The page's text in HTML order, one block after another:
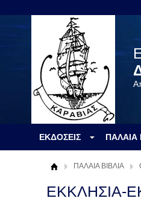
ΕΚΔΟΣΕΙΣ ΠΑΛΑΙΑ
ΠΑΛΑΙΑ ΒΙΒΛΙΑ
ΕΚΚΛΗΣΙΑ-